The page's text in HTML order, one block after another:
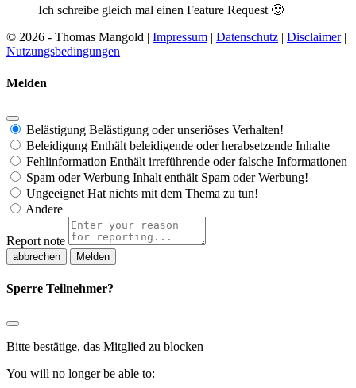
Ich schreibe gleich mal einen Feature Request 🙂
© 2026 - Thomas Mangold | Impressum | Datenschutz | Disclaimer|
Nutzungsbedingungen
Melden
Belästigung Belästigung oder unseriöses Verhalten!
Beleidigung Enthält beleidigende oder herabsetzende Inhalte
Fehlinformation Enthält irreführende oder falsche Informationen
Spam oder Werbung Inhalt enthält Spam oder Werbung!
Ungeeignet Hat nichts mit dem Thema zu tun!
Andere
Report note
Melden
Sperre Teilnehmer?
Bitte bestätige, das Mitglied zu blocken
You will no longer be able to: